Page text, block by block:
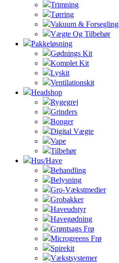
Trimning
Tørring
Vakuum & Forsegling
Vægte Og Tilbehør
Pakkeløsning
Gødnings Kit
Komplet Kit
Lyskit
Ventilationskit
Headshop
Rygegrej
Grinders
Bonger
Digital Vægte
Vape
Tilbehør
Hus/Have
Behandling
Belysning
Gro-Vækstmedier
Grobakker
Haveudstyr
Havegødning
Grøntsags Frø
Microgreens Frø
Spirekit
Vækstsystemer